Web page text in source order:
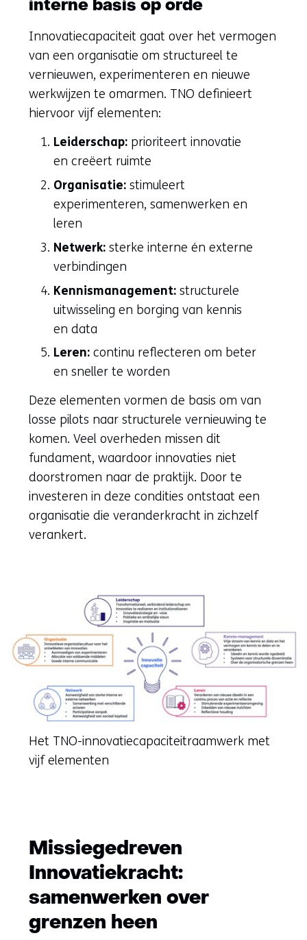
interne basis op orde
Innovatiecapaciteit gaat over het vermogen
van een organisatie om structureel te
vernieuwen, experimenteren en nieuwe
werkwijzen te omarmen. TNO definieert
hiervoor vijf elementen:
Leiderschap: prioriteert innovatie
en creëert ruimte
Organisatie: stimuleert
experimenteren, samenwerken en
leren
Netwerk: sterke interne én externe
verbindingen
Kennismanagement: structurele
uitwisseling en borging van kennis
en data
Leren: continu reflecteren om beter
en sneller te worden
Deze elementen vormen de basis om van
losse pilots naar structurele vernieuwing te
komen. Veel overheden missen dit
fundament, waardoor innovaties niet
doorstromen naar de praktijk. Door te
investeren in deze condities ontstaat een
organisatie die veranderkracht in zichzelf
verankert.
Het TNO-innovatiecapaciteitraamwerk met
vijf elementen
Missiegedreven
Innovatiekracht:
samenwerken over
grenzen heen